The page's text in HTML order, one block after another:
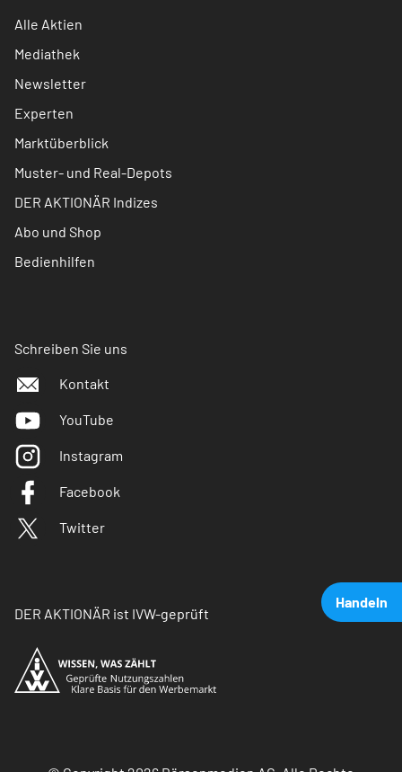
Handeln
Alle Aktien
Mediathek
Newsletter
Experten
Marktüberblick
Muster- und Real-Depots
DER AKTIONÄR Indizes
Abo und Shop
Bedienhilfen
Schreiben Sie uns
Kontakt
YouTube
Instagram
Facebook
Twitter
DER AKTIONÄR ist IVW-geprüft